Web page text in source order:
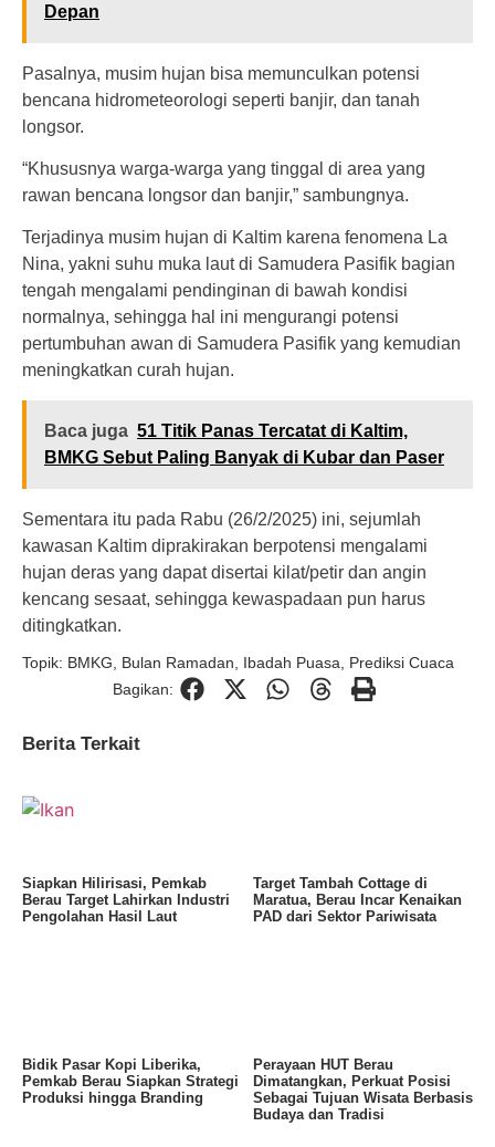
Depan
Pasalnya, musim hujan bisa memunculkan potensi
bencana hidrometeorologi seperti banjir, dan tanah
longsor.
“Khususnya warga-warga yang tinggal di area yang
rawan bencana longsor dan banjir,” sambungnya.
Terjadinya musim hujan di Kaltim karena fenomena La
Nina, yakni suhu muka laut di Samudera Pasifik bagian
tengah mengalami pendinginan di bawah kondisi
normalnya, sehingga hal ini mengurangi potensi
pertumbuhan awan di Samudera Pasifik yang kemudian
meningkatkan curah hujan.
Baca juga 51 Titik Panas Tercatat di Kaltim,
BMKG Sebut Paling Banyak di Kubar dan Paser
Sementara itu pada Rabu (26/2/2025) ini, sejumlah
kawasan Kaltim diprakirakan berpotensi mengalami
hujan deras yang dapat disertai kilat/petir dan angin
kencang sesaat, sehingga kewaspadaan pun harus
ditingkatkan.
Topik: BMKG, Bulan Ramadan, Ibadah Puasa, Prediksi Cuaca
Bagikan:
Berita Terkait
Siapkan Hilirisasi, Pemkab
Berau Target Lahirkan Industri
Pengolahan Hasil Laut
Target Tambah Cottage di
Maratua, Berau Incar Kenaikan
PAD dari Sektor Pariwisata
Bidik Pasar Kopi Liberika,
Pemkab Berau Siapkan Strategi
Produksi hingga Branding
Perayaan HUT Berau
Dimatangkan, Perkuat Posisi
Sebagai Tujuan Wisata Berbasis
Budaya dan Tradisi